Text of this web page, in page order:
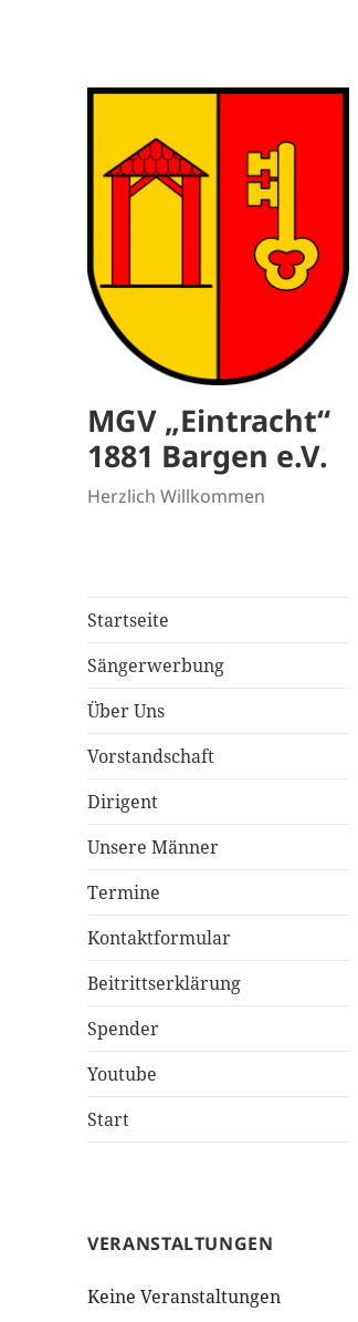
MGV „Eintracht“
1881 Bargen e.V.
Herzlich Willkommen
Startseite
Sängerwerbung
Über Uns
Vorstandschaft
Dirigent
Unsere Männer
Termine
Kontaktformular
Beitrittserklärung
Spender
Youtube
Start
VERANSTALTUNGEN
Keine Veranstaltungen